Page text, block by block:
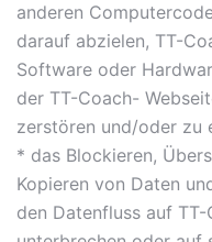
anderen
darauf abzielen, TT-
Software oder
der TT-Coach-
zerstören und/oder zu
* das Blockieren,
Kopieren von Daten
den Datenfluss auf